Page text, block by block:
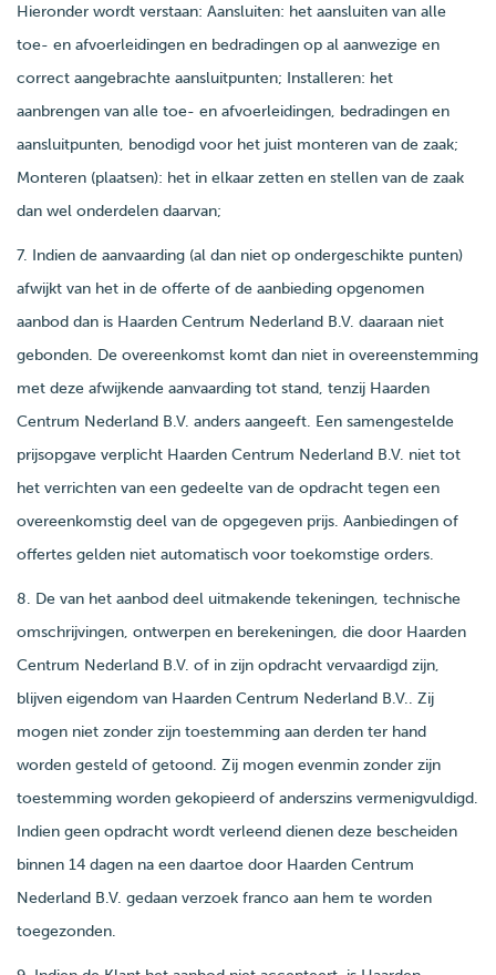
Hieronder wordt verstaan: Aansluiten: het aansluiten van alle
toe- en afvoerleidingen en bedradingen op al aanwezige en
correct aangebrachte aansluitpunten; Installeren: het
aanbrengen van alle toe- en afvoerleidingen, bedradingen en
aansluitpunten, benodigd voor het juist monteren van de zaak;
Monteren (plaatsen): het in elkaar zetten en stellen van de zaak
dan wel onderdelen daarvan;
7. Indien de aanvaarding (al dan niet op ondergeschikte punten)
afwijkt van het in de offerte of de aanbieding opgenomen
aanbod dan is Haarden Centrum Nederland B.V. daaraan niet
gebonden. De overeenkomst komt dan niet in overeenstemming
met deze afwijkende aanvaarding tot stand, tenzij Haarden
Centrum Nederland B.V. anders aangeeft. Een samengestelde
prijsopgave verplicht Haarden Centrum Nederland B.V. niet tot
het verrichten van een gedeelte van de opdracht tegen een
overeenkomstig deel van de opgegeven prijs. Aanbiedingen of
offertes gelden niet automatisch voor toekomstige orders.
8. De van het aanbod deel uitmakende tekeningen, technische
omschrijvingen, ontwerpen en berekeningen, die door Haarden
Centrum Nederland B.V. of in zijn opdracht vervaardigd zijn,
blijven eigendom van Haarden Centrum Nederland B.V.. Zij
mogen niet zonder zijn toestemming aan derden ter hand
worden gesteld of getoond. Zij mogen evenmin zonder zijn
toestemming worden gekopieerd of anderszins vermenigvuldigd.
Indien geen opdracht wordt verleend dienen deze bescheiden
binnen 14 dagen na een daartoe door Haarden Centrum
Nederland B.V. gedaan verzoek franco aan hem te worden
toegezonden.